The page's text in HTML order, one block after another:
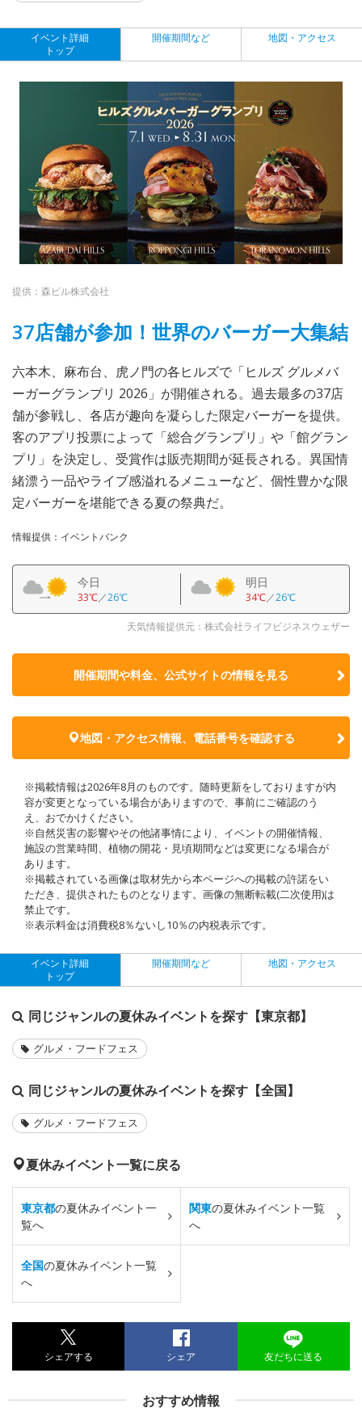
イベント詳細
トップ
開催期間など 地図・アクセス
提供：森ビル株式会社
37店舗が参加！世界のバーガー大集結
六本木、麻布台、虎ノ門の各ヒルズで「ヒルズ グルメバ
ーガーグランプリ 2026」が開催される。過去最多の37店
舗が参戦し、各店が趣向を凝らした限定バーガーを提供。
客のアプリ投票によって「総合グランプリ」や「館グラン
プリ」を決定し、受賞作は販売期間が延長される。異国情
緒漂う一品やライブ感溢れるメニューなど、個性豊かな限
定バーガーを堪能できる夏の祭典だ。
情報提供：イベントバンク
今日
33℃／26℃
明日
34℃／26℃
天気情報提供元：株式会社ライフビジネスウェザー
開催期間や料金、公式サイトの情報を見る
地図・アクセス情報、電話番号を確認する
※掲載情報は2026年8月のものです。随時更新をしておりますが内
容が変更となっている場合がありますので、事前にご確認のう
え、おでかけください。
※自然災害の影響やその他諸事情により、イベントの開催情報、
施設の営業時間、植物の開花・見頃期間などは変更になる場合が
あります。
※掲載されている画像は取材先から本ページへの掲載の許諾をい
ただき、提供されたものとなります。画像の無断転載(二次使用)は
禁止です。
※表示料金は消費税8％ないし10％の内税表示です。
イベント詳細
トップ
開催期間など 地図・アクセス
同じジャンルの夏休みイベントを探す【東京都】
グルメ・フードフェス
同じジャンルの夏休みイベントを探す【全国】
グルメ・フードフェス
夏休みイベント一覧に戻る
東京都の夏休みイベント一
覧へ
関東の夏休みイベント一覧
へ
全国の夏休みイベント一覧
へ
シェアする シェア 友だちに送る
おすすめ情報